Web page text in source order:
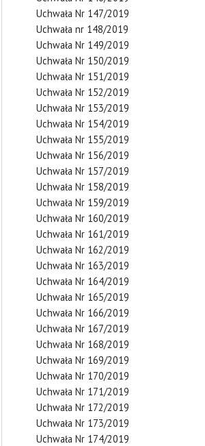
Uchwała Nr 147/2019
Uchwała nr 148/2019
Uchwała Nr 149/2019
Uchwała Nr 150/2019
Uchwała Nr 151/2019
Uchwała Nr 152/2019
Uchwała Nr 153/2019
Uchwała Nr 154/2019
Uchwała Nr 155/2019
Uchwała Nr 156/2019
Uchwała Nr 157/2019
Uchwała Nr 158/2019
Uchwała Nr 159/2019
Uchwała Nr 160/2019
Uchwała Nr 161/2019
Uchwała Nr 162/2019
Uchwała Nr 163/2019
Uchwała Nr 164/2019
Uchwała Nr 165/2019
Uchwała Nr 166/2019
Uchwała Nr 167/2019
Uchwała Nr 168/2019
Uchwała Nr 169/2019
Uchwała Nr 170/2019
Uchwała Nr 171/2019
Uchwała Nr 172/2019
Uchwała Nr 173/2019
Uchwała Nr 174/2019